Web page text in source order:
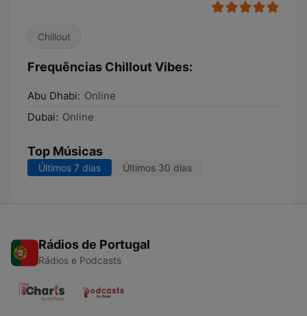
Chillout
Frequências Chillout Vibes:
Abu Dhabi: Online
Dubai: Online
Top Músicas
Últimos 7 dias Últimos 30 dias
Rádios de Portugal
Rádios e Podcasts